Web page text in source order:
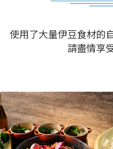
使用了大量伊豆食材的
請盡情享